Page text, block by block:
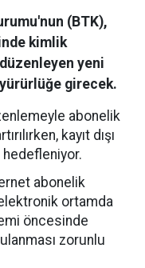
(BTK),
kimlik
yeni
girecek.
abonelik
kayıt dışı
hedefleniyor.
abonelik
ortamda
öncesinde
zorunlu